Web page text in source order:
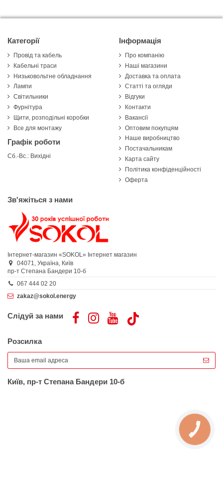
Категорії
Провід та кабель
Кабельні траси
Низьковольтне обладнання
Лампи
Світильники
Фурнітура
Щити, розподільні коробки
Все для монтажу
Графік роботи
Сб.-Вс.: Вихідні
Інформація
Про компанію
Наші магазини
Доставка та оплата
Статті та огляди
Відгуки
Контакти
Вакансії
Оптовим покупцям
Наше виробництво
Постачальникам
Карта сайту
Політика конфіденційності
Оферта
Зв'яжіться з нами
Інтернет-магазин «SOKOL» Інтернет магазин
04071, Україна, Київ
пр-т Степана Бандери 10-б
067 444 02 20
zakaz@sokol.energy
Слідуй за нами
Розсилка
Київ, пр-т Степана Бандери 10-б
КНОПКА
ЗВ'ЯЗКУ